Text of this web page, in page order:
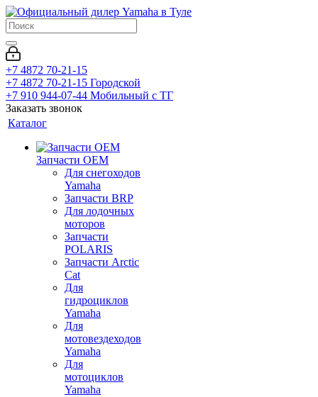
+7 4872 70-21-15
+7 4872 70-21-15 Городской
+7 910 944-07-44 Мобильный с ТГ
Заказать звонок
Каталог
Запчасти OEM
Для снегоходов
Yamaha
Запчасти BRP
Для лодочных
моторов
Запчасти
POLARIS
Запчасти Arctic
Cat
Для
гидроциклов
Yamaha
Для
мотовездеходов
Yamaha
Для
мотоциклов
Yamaha